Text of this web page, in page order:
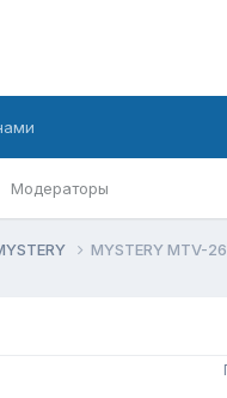
Модераторы
MYSTERY MTV-